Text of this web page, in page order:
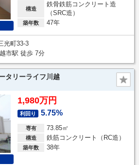
構造
鉄骨鉄筋コンクリート造
（SRC造）
築年数 47年
光町33-3
市駅 徒歩 7分
リーライフ川越
1,980万円
利回り 5.75%
専有 73.85㎡
構造 鉄筋コンクリート（RC造）
築年数 38年